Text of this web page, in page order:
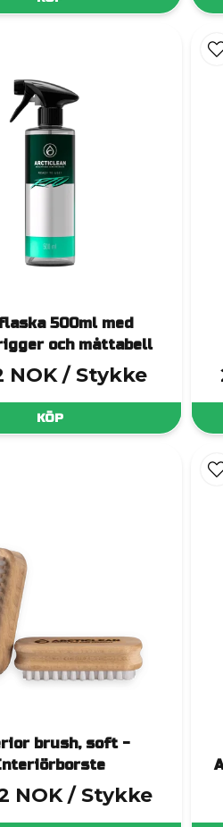
Glöm inte att
vid arbete med
på känslan. Vi erbjuder
komplement för dig
500ml med
och måttabell
NOK / Stykke
KÖP
brush, soft -
NOK / Stykke